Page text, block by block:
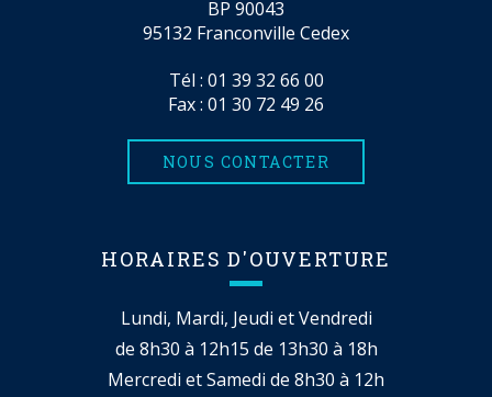
BP 90043
95132 Franconville Cedex
Tél : 01 39 32 66 00
Fax : 01 30 72 49 26
NOUS CONTACTER
HORAIRES D'OUVERTURE
Lundi, Mardi, Jeudi et Vendredi
de 8h30 à 12h15 de 13h30 à 18h
Mercredi et Samedi de 8h30 à 12h